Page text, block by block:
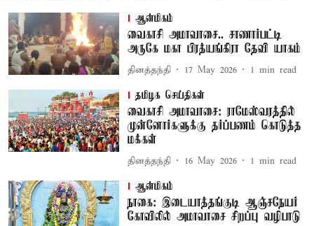
ஆன்மிகம்
வைகாசி அமாவாசை.. சாணார்பட்டி
அருகே மகா பிரத்யங்கிரா தேவி யாகம்
தினத்தந்தி 17 May 2026 1 min read
தமிழக செய்திகள்
வைகாசி அமாவாசை: ராமேஸ்வரத்தில்
முன்னோர்களுக்கு தர்ப்பணம் கொடுத்த
மக்கள்
தினத்தந்தி 16 May 2026 1 min read
ஆன்மிகம்
நாகை: இடையாத்தங்குடி ஆஞ்சநேயர்
கோவிலில் அமாவாசை சிறப்பு வழிபாடு